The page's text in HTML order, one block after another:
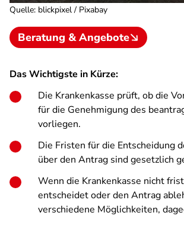
Quelle: blickpixel / Pixabay
Beratung & Angebote
Das Wichtigste in Kürze:
Die Krankenkasse prüft, ob die
für die Genehmigung des
vorliegen.
Die Fristen für die Entscheidung
über den Antrag sind gesetzlich
Wenn die Krankenkasse nicht
entscheidet oder den Antrag
verschiedene Möglichkeiten,